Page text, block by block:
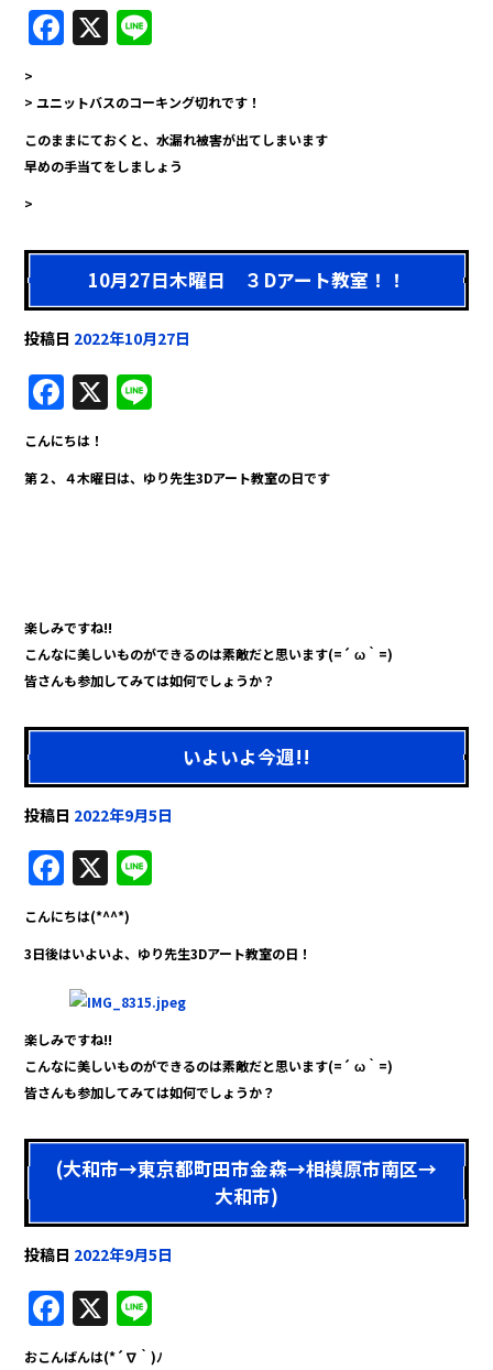
F
a
c
e
b
o
X
e
>
> ユニットバスのコーキング切れです！
このままにておくと、水漏れ被害が出てしまいます
早めの手当てをしましょう
>
10月27日木曜日 ３Dアート教室！！
投稿日 2022年10月27日
F
a
c
e
k
X
e
こんにちは！
第２、４木曜日は、ゆり先生3Dアート教室の日です
楽しみですね!!
こんなに美しいものができるのは素敵だと思います(=´ ω｀=)
皆さんも参加してみては如何でしょうか？
いよいよ今週!!
投稿日 2022年9月5日
F
a
c
e
b
o
o
k
X
e
こんにちは(*^^*)
3日後はいよいよ、ゆり先生3Dアート教室の日！
楽しみですね!!
こんなに美しいものができるのは素敵だと思います(=´ ω｀=)
皆さんも参加してみては如何でしょうか？
(大和市→東京都町田市金森→相模原市南区→
大和市)
投稿日 2022年9月5日
F
a
X
n
おこんばんは(*´∇｀)ﾉ